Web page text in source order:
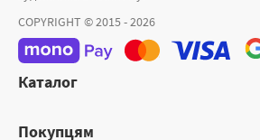
COPYRIGHT © 2015 - 2026
Каталог
Покупцям